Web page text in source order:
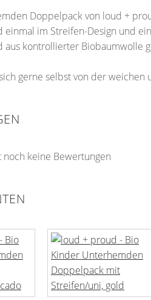
Doppelpack von loud +
einmal im Streifen-Design und
aus kontrollierter Biobaumwolle
gerne selbst von der
noch keine Bewertungen